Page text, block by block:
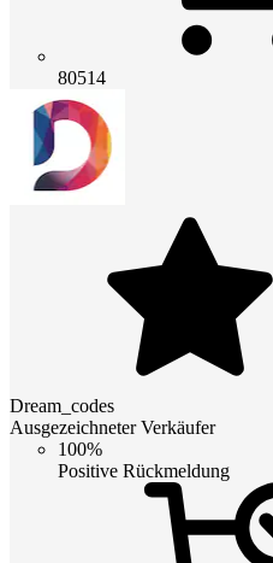
80514
Dream_codes
Ausgezeichneter Verkäufer
100%
Positive Rückmeldung